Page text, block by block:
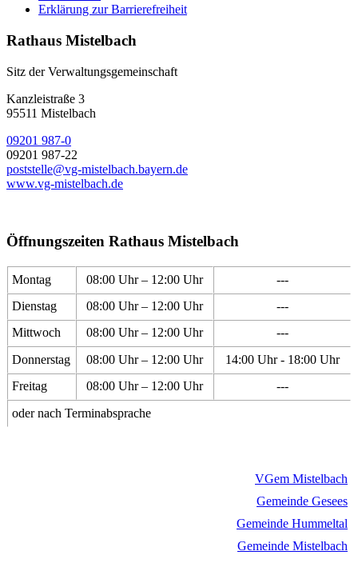
Erklärung zur Barrierefreiheit
Rathaus Mistelbach
Sitz der Verwaltungsgemeinschaft
Kanzleistraße 3
95511 Mistelbach
09201 987-0
09201 987-22
poststelle@vg-mistelbach.bayern.de
www.vg-mistelbach.de
Öffnungszeiten Rathaus Mistelbach
Montag 08:00 Uhr – 12:00 Uhr
---
Dienstag
08:00 Uhr – 12:00 Uhr
---
Mittwoch
08:00 Uhr – 12:00 Uhr
---
Donnerstag
08:00 Uhr – 12:00 Uhr
14:00 Uhr - 18:00 Uhr
Freitag
08:00 Uhr – 12:00 Uhr
---
oder nach Terminabsprache
VGem Mistelbach
Gemeinde Gesees
Gemeinde Hummeltal
Gemeinde Mistelbach